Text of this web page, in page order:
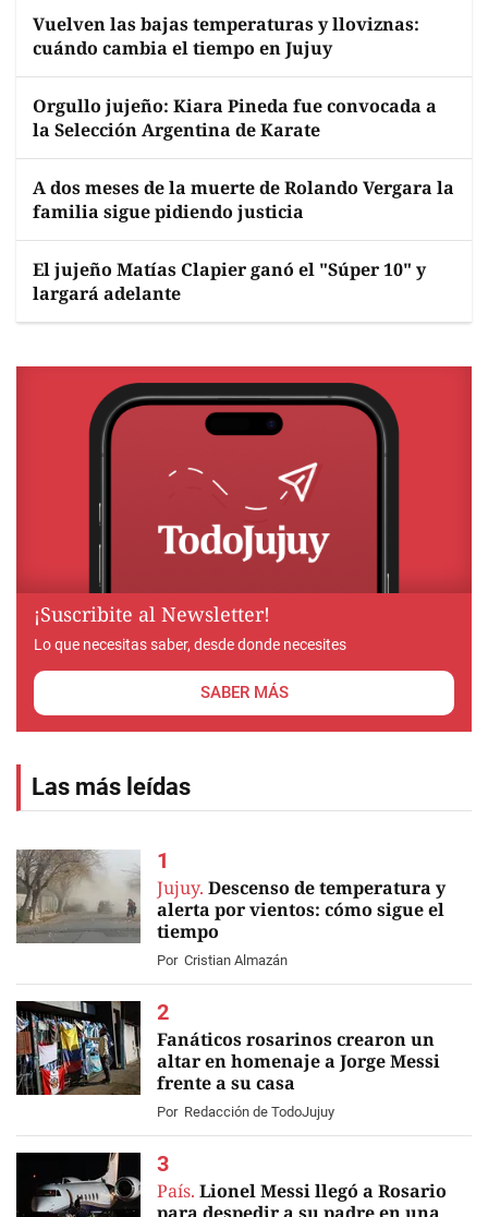
Vuelven las bajas temperaturas y lloviznas:
cuándo cambia el tiempo en Jujuy
Orgullo jujeño: Kiara Pineda fue convocada a
la Selección Argentina de Karate
A dos meses de la muerte de Rolando Vergara la
familia sigue pidiendo justicia
El jujeño Matías Clapier ganó el "Súper 10" y
largará adelante
¡Suscribite al Newsletter!
Lo que necesitas saber, desde donde necesites
SABER MÁS
Las más leídas
Jujuy. Descenso de temperatura y
alerta por vientos: cómo sigue el
tiempo
Por Cristian Almazán
Fanáticos rosarinos crearon un
altar en homenaje a Jorge Messi
frente a su casa
Por Redacción de TodoJujuy
País. Lionel Messi llegó a Rosario